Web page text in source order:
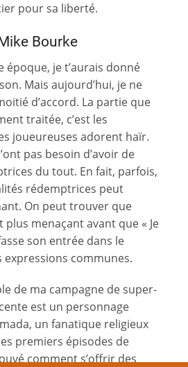
pour sa liberté.
Bourke
époque, je t’aurais donné
Mais aujourd’hui, je ne
d’accord. La partie que
traitée, c’est les
joueureuses adorent haïr.
pas besoin d’avoir de
du tout. En fait, parfois,
rédemptrices peut
On peut trouver que
plus menaçant avant que « Je
son entrée dans le
communes.
de ma campagne de super-
est un personnage
un fanatique religieux
premiers épisodes de
comment s’offrir des